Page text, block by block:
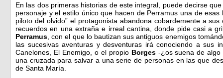
En las dos primeras historias de este integral, puede decirse
personaje y el estilo único que hacen de Perramus una de
piloto del olvido” el protagonista abandona cobardemente a
recuerdos en una extraña e irreal cantina, donde pide casi a
Perramus , con el que lo bautizan sus antiguos enemigos
las sucesivas aventuras y desventuras irá conociendo a sus
Canelones, El Enemigo, o el propio Borges -¿os suena de
una cruzada para salvar a una serie de personas en las que
de Santa María.